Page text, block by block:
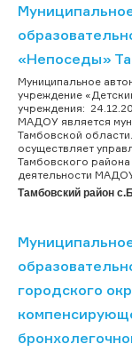
«Непоседы»
Муниципальное
учреждение
учреждения:
МАДОУ является
Тамбовской
осуществляет
Тамбовского
деятельности
Тамбовский район
городского